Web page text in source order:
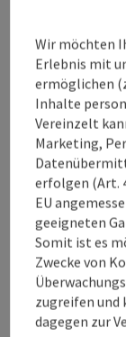
min eine
überquert
einer weiteren
Beschreibung
Tour und
An der
Anreise/
Wir möchten
Erlebnis mit
ermöglichen
Inhalte
Vereinzelt
Marketing,
erfolgen (Art.
EU
geeigneten
Somit ist es
Zwecke von
zugreifen
dagegen zur